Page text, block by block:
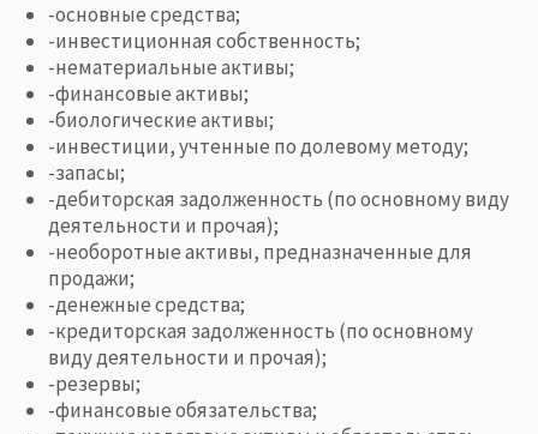
-основные средства;
-инвестиционная собственность;
-нематериальные активы;
-финансовые активы;
-биологические активы;
-инвестиции, учтенные по долевому методу;
-запасы;
-дебиторская задолженность (по основному виду
деятельности и прочая);
-необоротные активы, предназначенные для
продажи;
-денежные средства;
-кредиторская задолженность (по основному
виду деятельности и прочая);
-резервы;
-финансовые обязательства;